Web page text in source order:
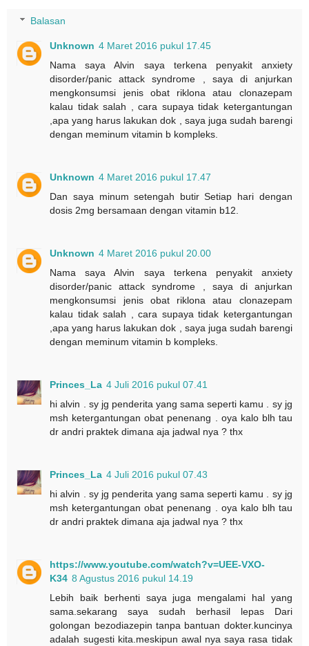
Balasan
Unknown 4 Maret 2016 pukul 17.45
Nama saya Alvin saya terkena penyakit anxiety
disorder/panic attack syndrome , saya di anjurkan
mengkonsumsi jenis obat riklona atau clonazepam
kalau tidak salah , cara supaya tidak ketergantungan
,apa yang harus lakukan dok , saya juga sudah barengi
dengan meminum vitamin b kompleks.
Unknown 4 Maret 2016 pukul 17.47
Dan saya minum setengah butir Setiap hari dengan
dosis 2mg bersamaan dengan vitamin b12.
Unknown 4 Maret 2016 pukul 20.00
Nama saya Alvin saya terkena penyakit anxiety
disorder/panic attack syndrome , saya di anjurkan
mengkonsumsi jenis obat riklona atau clonazepam
kalau tidak salah , cara supaya tidak ketergantungan
,apa yang harus lakukan dok , saya juga sudah barengi
dengan meminum vitamin b kompleks.
Princes_La 4 Juli 2016 pukul 07.41
hi alvin . sy jg penderita yang sama seperti kamu . sy jg
msh ketergantungan obat penenang . oya kalo blh tau
dr andri praktek dimana aja jadwal nya ? thx
Princes_La 4 Juli 2016 pukul 07.43
hi alvin . sy jg penderita yang sama seperti kamu . sy jg
msh ketergantungan obat penenang . oya kalo blh tau
dr andri praktek dimana aja jadwal nya ? thx
https://www.youtube.com/watch?v=UEE-VXO-
K34 8 Agustus 2016 pukul 14.19
Lebih baik berhenti saya juga mengalami hal yang
sama.sekarang saya sudah berhasil lepas Dari
golongan bezodiazepin tanpa bantuan dokter.kuncinya
adalah sugesti kita.meskipun awal nya saya rasa tidak